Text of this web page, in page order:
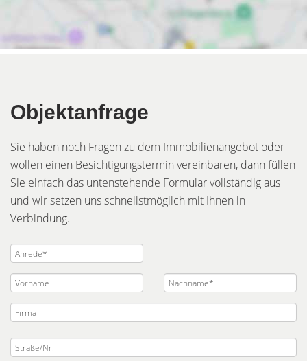
Objektanfrage
Sie haben noch Fragen zu dem Immobilienangebot oder
wollen einen Besichtigungstermin vereinbaren, dann füllen
Sie einfach das untenstehende Formular vollständig aus
und wir setzen uns schnellstmöglich mit Ihnen in
Verbindung.